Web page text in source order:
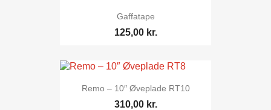
Gaffatape
125,00 kr.
Remo – 10″ Øveplade RT10
310,00 kr.